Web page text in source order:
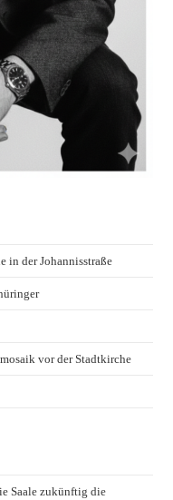
in der Johannisstraße
vor der Stadtkirche
Saale zukünftig die